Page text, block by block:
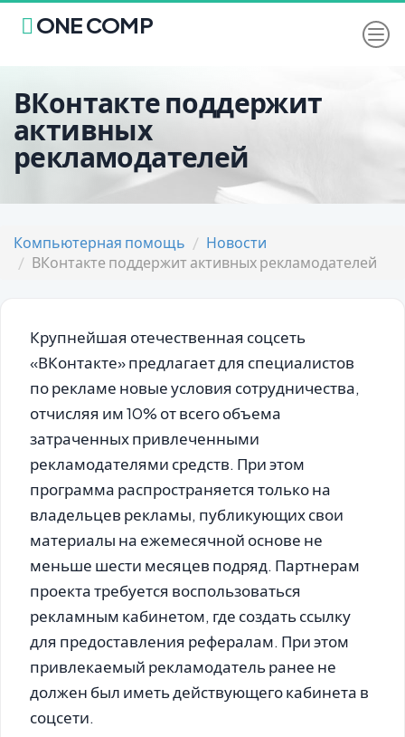
ONE COMP
ВКонтакте поддержит
активных
рекламодателей
Компьютерная помощь
Новости
ВКонтакте поддержит активных рекламодателей
Крупнейшая отечественная соцсеть
«ВКонтакте» предлагает для специалистов
по рекламе новые условия сотрудничества,
отчисляя им 10% от всего объема
затраченных привлеченными
рекламодателями средств. При этом
программа распространяется только на
владельцев рекламы, публикующих свои
материалы на ежемесячной основе не
меньше шести месяцев подряд. Партнерам
проекта требуется воспользоваться
рекламным кабинетом, где создать ссылку
для предоставления рефералам. При этом
привлекаемый рекламодатель ранее не
должен был иметь действующего кабинета в
соцсети.